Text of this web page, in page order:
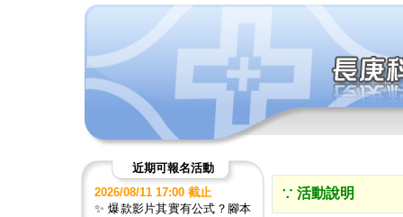
近期可報名活動
2026/08/11 17:00 截止
✨ 爆款影片其實有公式？腳本
∵ 活動說明